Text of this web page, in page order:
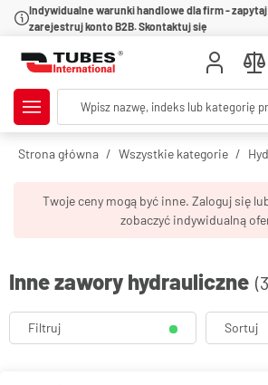
Indywidualne warunki handlowe dla firm - zapytaj
zarejestruj konto B2B. Skontaktuj się
Strona główna Wszystkie kategorie
Twoje ceny mogą być inne. Zaloguj się
zobaczyć indywidualną
Inne zawory hydrauliczne
Filtruj Sortuj